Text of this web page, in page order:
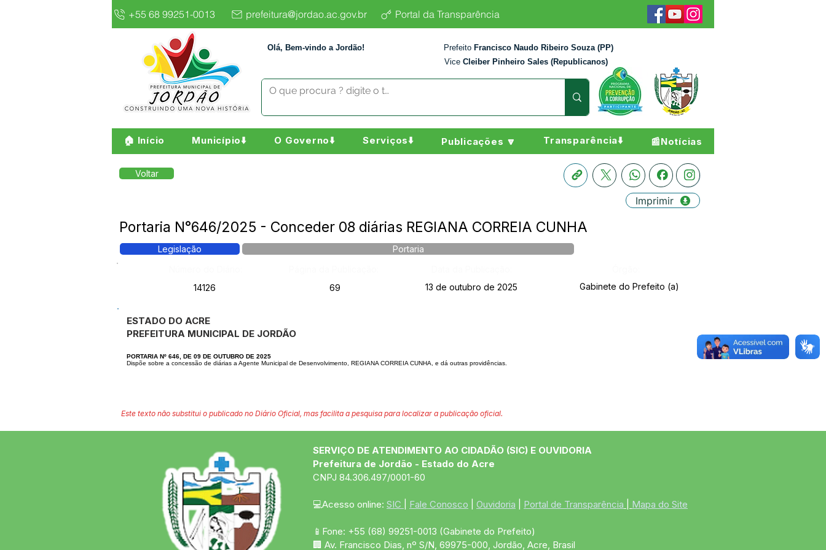
+55 68 99251-0013 prefeitura@jordao.ac.gov.br Portal da Transparência
Olá, Bem-vindo a Jordão! Prefeito Francisco Naudo Ribeiro Souza (PP)
Vice Cleiber Pinheiro Sales (Republicanos)
🏠 Início Município⬇️ O Governo⬇️ Serviços⬇️ Publicações 🔽 Transparência⬇️ 📰Notícias
Voltar
Imprimir
Portaria N°646/2025 - Conceder 08 diárias REGIANA CORREIA CUNHA
Legislação
Portaria
14126
69 13 de outubro de 2025 Gabinete do Prefeito (a)
ESTADO DO ACRE
PREFEITURA MUNICIPAL DE JORDÃO
PORTARIA Nº 646, DE 09 DE OUTUBRO DE 2025
Dispõe sobre a concessão de diárias a Agente Municipal de Desenvolvimento, REGIANA CORREIA CUNHA, e dá outras providências.
Este texto não substitui o publicado no Diário Oficial, mas facilita a pesquisa para localizar a publicação oficial.
SERVIÇO DE ATENDIMENTO AO CIDADÃO (SIC) E OUVIDORIA
Prefeitura de Jordão - Estado do Acre
CNPJ 84.306.497/0001-60
💻Acesso online: SIC Fale Conosco Ouvidoria Portal de Transparência Mapa do Site
📱Fone: +55 (68) 99251-0013 (Gabinete do Prefeito)
🏢 Av. Francisco Dias, nº S/N, 69975-000, Jordão, Acre, Brasil